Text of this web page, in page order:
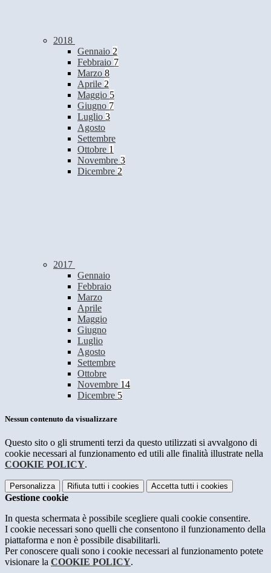
2018
Gennaio 2
Febbraio 7
Marzo 8
Aprile 2
Maggio 5
Giugno 7
Luglio 3
Agosto
Settembre
Ottobre 1
Novembre 3
Dicembre 2
2017
Gennaio
Febbraio
Marzo
Aprile
Maggio
Giugno
Luglio
Agosto
Settembre
Ottobre
Novembre 14
Dicembre 5
Nessun contenuto da visualizzare
Questo sito o gli strumenti terzi da questo utilizzati si avvalgono di
cookie necessari al funzionamento ed utili alle finalità illustrate nella
COOKIE POLICY.
Personalizza Rifiuta tutti i cookies Accetta tutti i cookies
Gestione cookie
In questa schermata è possibile scegliere quali cookie consentire.
I cookie necessari sono quelli che consentono il funzionamento della
piattaforma e non è possibile disabilitarli.
Per conoscere quali sono i cookie necessari al funzionamento potete
visionare la COOKIE POLICY.